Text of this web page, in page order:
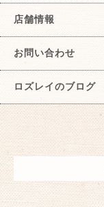
店舗情報
お問い合わせ
ロズレイのブログ